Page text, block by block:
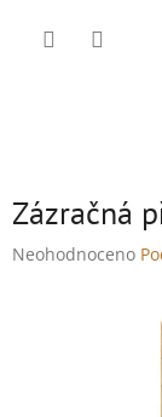
Zázračná
Průměrné
Neohodnoceno